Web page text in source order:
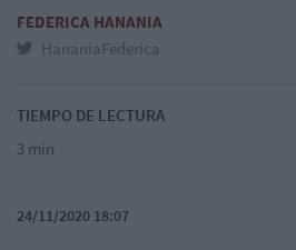
FEDERICA HANANIA
HananiaFederica
TIEMPO DE LECTURA
3 min
24/11/2020 18:07